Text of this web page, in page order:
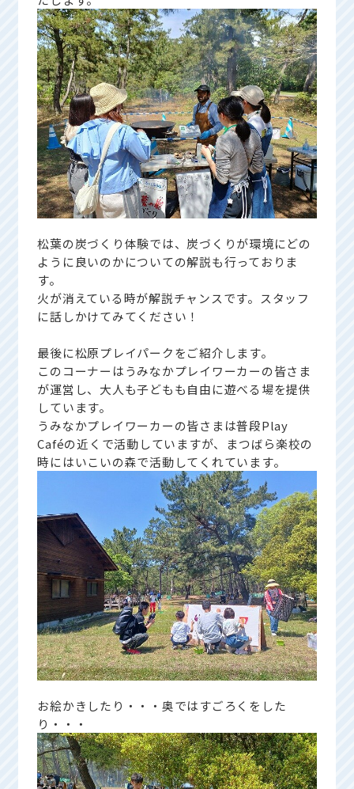
松葉の炭づくり体験では、炭づくりが環境にどの
ように良いのかについての解説も行っておりま
す。
火が消えている時が解説チャンスです。スタッフ
に話しかけてみてください！
最後に松原プレイパークをご紹介します。
このコーナーはうみなかプレイワーカーの皆さま
が運営し、大人も子どもも自由に遊べる場を提供
しています。
うみなかプレイワーカーの皆さまは普段Play
Caféの近くで活動していますが、まつばら楽校の
時にはいこいの森で活動してくれています。
お絵かきしたり・・・奥ではすごろくをした
り・・・